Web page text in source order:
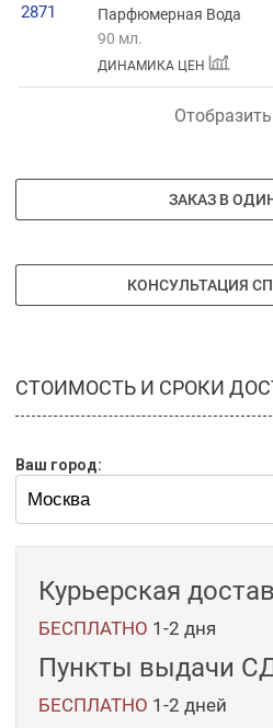
2871
Парфюмерная Вода
90 мл.
ДИНАМИКА ЦЕН
ЗАКАЗ В
КОНСУЛЬТАЦИЯ
СТОИМОСТЬ И СРОКИ
Ваш город:
Курьерская
БЕСПЛАТНО 1-2 дня
Пункты выдачи
БЕСПЛАТНО 1-2 дней